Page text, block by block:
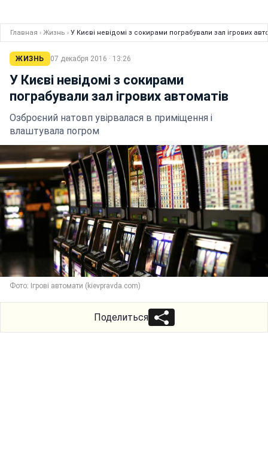
Главная › Жизнь › У Києві невідомі з сокирами пограбували зал ігрових
ЖИЗНЬ 07 декабря 2016 · 13:26
У Києві невідомі з сокирами
пограбували зал ігрових автоматів
Озброєний натовп увірвалася в приміщення і
влаштувала погром
Фото: Ігрові автомати (kievpravda.com)
Поделиться